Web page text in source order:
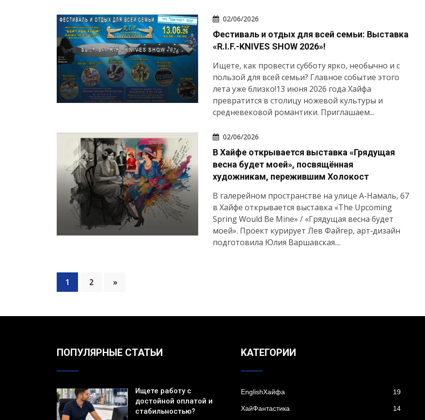
02/06/2026
Фестиваль и отдых для всей семьи: Выставка
«R.I.F.-KNIVES SHOW 2026»!
Ищете, как провести субботу ярко, необычно и с
пользой для всей семьи? Главное событие этого
лета уже близко!13 июня 2026 года Хайфа
превратится в столицу ножевой культуры и
средневековой романтики. Приглашаем...
02/06/2026
В Хайфе открывается выставка «Грядущая
весна будет моей», посвящённая
художникам, пережившим Холокост
В галерейном пространстве на улице А-Намаль, 67
в Хайфе открывается выставка «The Upcoming
Spring Would Be Mine» / «Грядущая весна будет
моей». Проект курирует Лев Файгер, арт‑дизайн
подготовила Юлия Варшавская....
1 2 »
ПОПУЛЯРНЫЕ СТАТЬИ
Ищете работу с
достойной оплатой и
стабильностью?
KАТЕГОРИИ
EnglishХайфа 19
XайФантастика 14